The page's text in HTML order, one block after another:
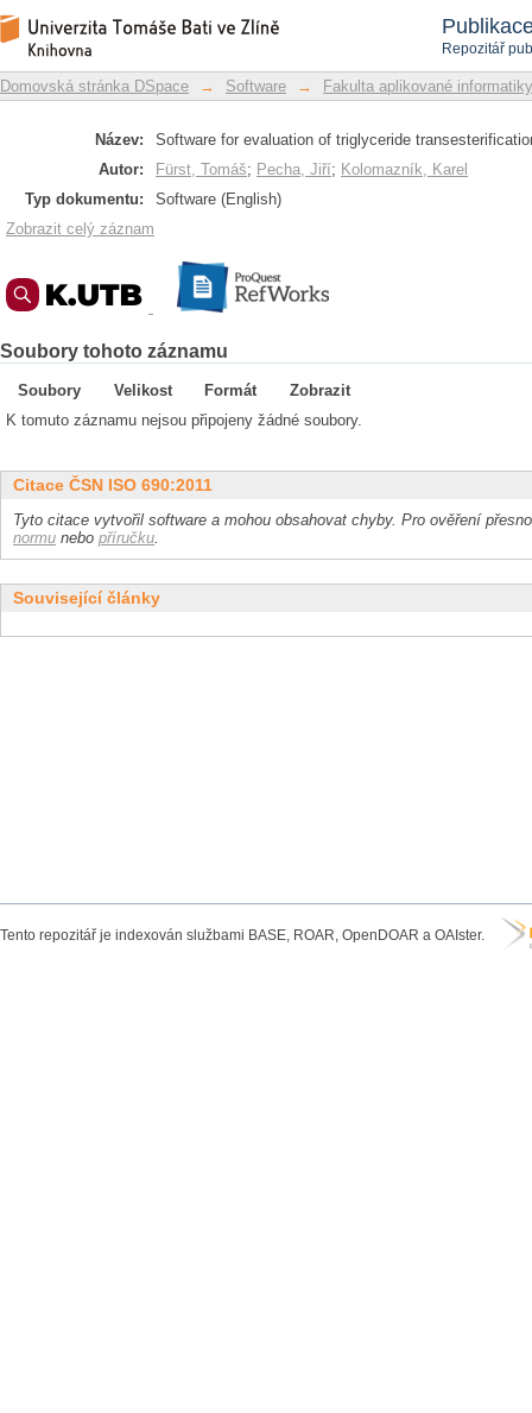
Repozitář
Software for evaluation of triglyceride
Repozitář DSpace/Manakin
Domovská stránka DSpace → Software → Fakulta aplikované informatiky
Název:
Software for evaluation of triglyceride
Autor:
Fürst, Tomáš; Pecha, Jiří; Kolomazník, Karel
Typ dokumentu:
Software (English)
Zobrazit celý záznam
Soubory tohoto záznamu
Soubory Velikost Formát
Zobrazit
K tomuto záznamu nejsou připojeny žádné soubory.
Citace ČSN ISO 690:2011
Tyto citace vytvořil software a mohou obsahovat chyby. Pro ověření
normu nebo příručku.
Související články
Tento repozitář je indexován službami BASE, ROAR, OpenDOAR a OAIster.